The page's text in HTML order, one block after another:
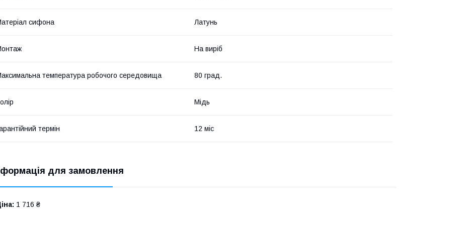
сифона Латунь
На виріб
температура робочого середовища 80 град.
Мідь
термін 12 міс
для замовлення
1 716 ₴